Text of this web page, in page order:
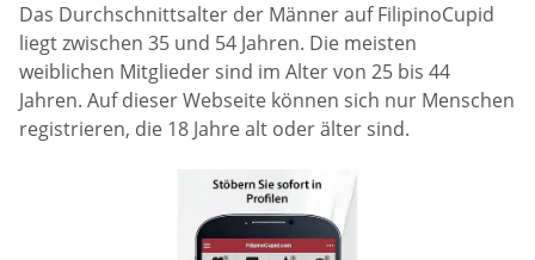
Das Durchschnittsalter der Männer auf FilipinoCupid
liegt zwischen 35 und 54 Jahren. Die meisten
weiblichen Mitglieder sind im Alter von 25 bis 44
Jahren. Auf dieser Webseite können sich nur Menschen
registrieren, die 18 Jahre alt oder älter sind.